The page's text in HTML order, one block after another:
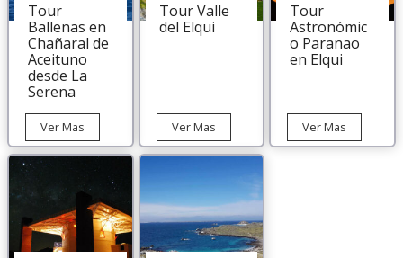
Tour
Ballenas en
Chañaral de
Aceituno
desde La
Serena
Ver Mas
Ballenas
en
Chañaral
de
Aceituno
desde
La
Tour Valle
del Elqui
Ver MasTour
Valle
del
Elqui
Tour
Astronómic
o Paranao
en Elqui
Ver Mas